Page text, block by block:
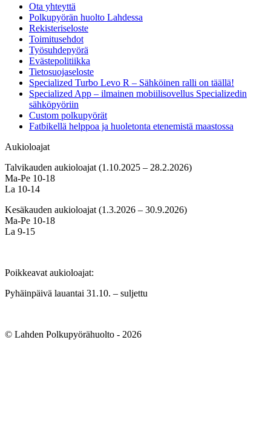
Ota yhteyttä
Polkupyörän huolto Lahdessa
Rekisteriseloste
Toimitusehdot
Työsuhdepyörä
Evästepolitiikka
Tietosuojaseloste
Specialized Turbo Levo R – Sähköinen ralli on täällä!
Specialized App – ilmainen mobiilisovellus Specializedin
sähköpyöriin
Custom polkupyörät
Fatbikellä helppoa ja huoletonta etenemistä maastossa
Aukioloajat
Talvikauden aukioloajat (1.10.2025 – 28.2.2026)
Ma-Pe 10-18
La 10-14
Kesäkauden aukioloajat (1.3.2026 – 30.9.2026)
Ma-Pe 10-18
La 9-15
Poikkeavat aukioloajat:
Pyhäinpäivä lauantai 31.10. – suljettu
© Lahden Polkupyörähuolto - 2026